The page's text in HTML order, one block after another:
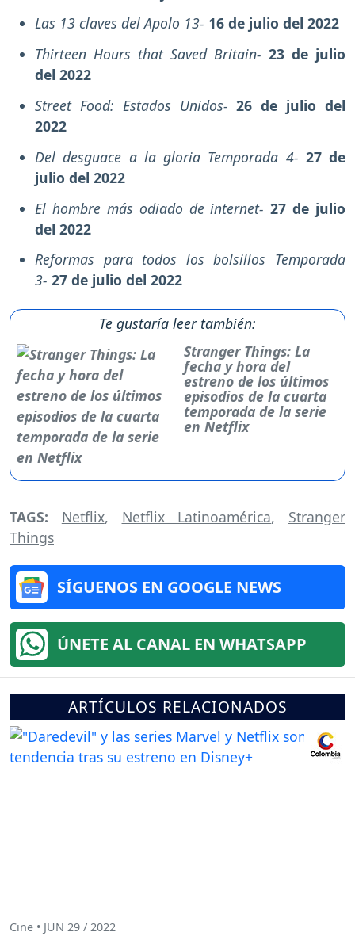
Las 13 claves del Apolo 13- 16 de julio del 2022
Thirteen Hours that Saved Britain- 23 de julio
del 2022
Street Food: Estados Unidos-26 de julio del
2022
Del desguace a la gloria Temporada 4- 27 de
julio del 2022
El hombre más odiado de internet-27 de julio
del 2022
Reformas para todos los bolsillos Temporada
3- 27 de julio del 2022
Te gustaría leer también:
Stranger Things: La
fecha y hora del
estreno de los últimos
episodios de la cuarta
temporada de la serie
en Netflix
TAGS: Netflix, Netflix Latinoamérica, Stranger
Things
SÍGUENOS EN GOOGLE NEWS
ÚNETE AL CANAL EN WHATSAPP
ARTÍCULOS RELACIONADOS
Cine • JUN 29 / 2022